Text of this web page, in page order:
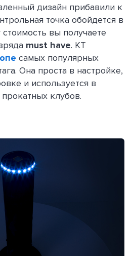
дизайн прибавили к
точка обойдется в
стоимость вы получаете
must have. КТ
самых популярных
Она проста в настройке,
и используется в
клубов.